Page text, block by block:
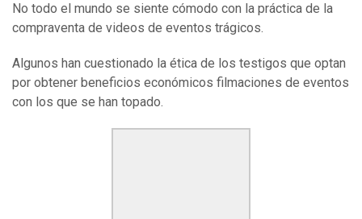
No todo el mundo se siente cómodo con la práctica de la
compraventa de videos de eventos trágicos.
Algunos han cuestionado la ética de los testigos que optan
por obtener beneficios económicos filmaciones de eventos
con los que se han topado.